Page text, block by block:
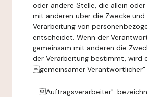
oder andere Stelle, die allein
mit anderen über die Zwecke
Verarbeitung von
entscheidet. Wenn der
gemeinsam mit anderen die
der Verarbeitung bestimmt, wird
gemeinsamer Verantwortlicher"
- Auftragsverarbeiter":